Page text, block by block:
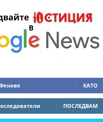
КАТО
ПОСЛЕДВАМ